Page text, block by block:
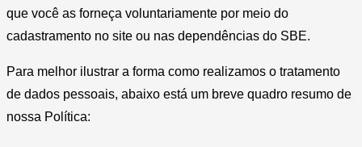
que você as forneça voluntariamente por meio do
cadastramento no site ou nas dependências do SBE.
Para melhor ilustrar a forma como realizamos o tratamento
de dados pessoais, abaixo está um breve quadro resumo de
nossa Política: